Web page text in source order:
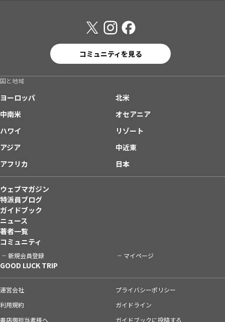
コミュニティを見る
国と地域
ヨーロッパ
北米
中南米
オセアニア
ハワイ
リゾート
アジア
中近東
アフリカ
日本
ウェブマガジン
特派員ブログ
ガイドブック
ニュース
著者一覧
コミュニティ
新規会員登録 マイページ
GOOD LUCK TRIP
運営会社
プライバシーポリシー
利用規約
ガイドライン
書店御担当者様へ
ガイドブックに投稿する